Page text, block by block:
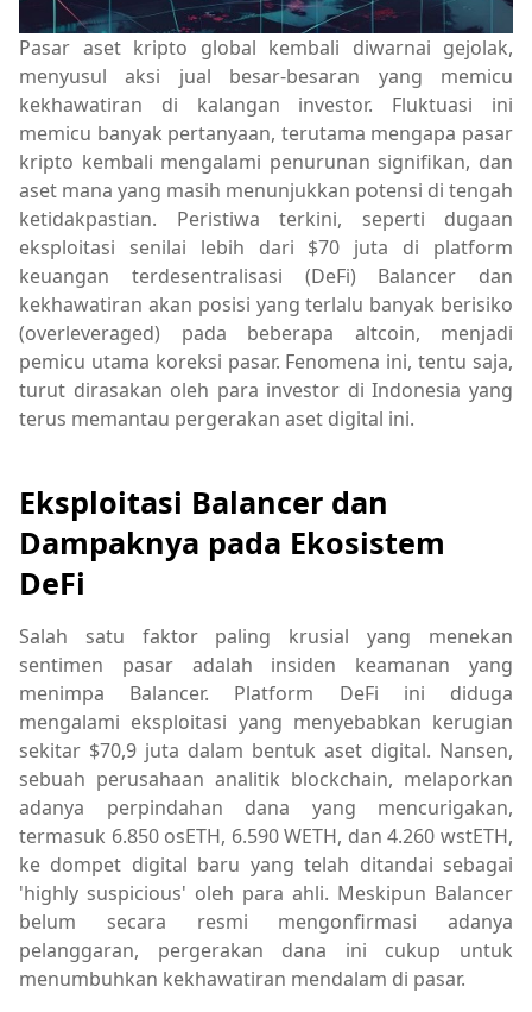
Pasar aset kripto global kembali diwarnai gejolak,
menyusul aksi jual besar-besaran yang memicu
kekhawatiran di kalangan investor. Fluktuasi ini
memicu banyak pertanyaan, terutama mengapa pasar
kripto kembali mengalami penurunan signifikan, dan
aset mana yang masih menunjukkan potensi di tengah
ketidakpastian. Peristiwa terkini, seperti dugaan
eksploitasi senilai lebih dari $70 juta di platform
keuangan terdesentralisasi (DeFi) Balancer dan
kekhawatiran akan posisi yang terlalu banyak berisiko
(overleveraged) pada beberapa altcoin, menjadi
pemicu utama koreksi pasar. Fenomena ini, tentu saja,
turut dirasakan oleh para investor di Indonesia yang
terus memantau pergerakan aset digital ini.
Eksploitasi Balancer dan
Dampaknya pada Ekosistem
DeFi
Salah satu faktor paling krusial yang menekan
sentimen pasar adalah insiden keamanan yang
menimpa Balancer. Platform DeFi ini diduga
mengalami eksploitasi yang menyebabkan kerugian
sekitar $70,9 juta dalam bentuk aset digital. Nansen,
sebuah perusahaan analitik blockchain, melaporkan
adanya perpindahan dana yang mencurigakan,
termasuk 6.850 osETH, 6.590 WETH, dan 4.260 wstETH,
ke dompet digital baru yang telah ditandai sebagai
'highly suspicious' oleh para ahli. Meskipun Balancer
belum secara resmi mengonfirmasi adanya
pelanggaran, pergerakan dana ini cukup untuk
menumbuhkan kekhawatiran mendalam di pasar.